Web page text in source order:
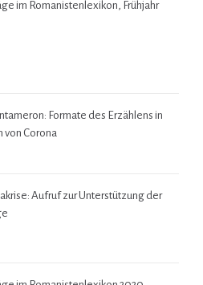
im Romanistenlexikon, Frühjahr
Formate des Erzählens in
von Corona
Aufruf zur Unterstützung der